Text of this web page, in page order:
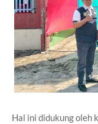
Hal ini didukung oleh